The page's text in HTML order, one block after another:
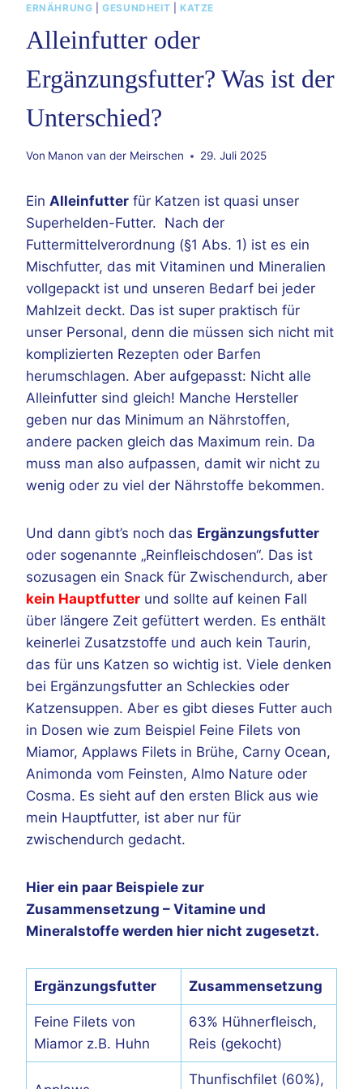
ERNÄHRUNG |GESUNDHEIT KATZE
Alleinfutter oder
Ergänzungsfutter? Was ist der
Unterschied?
Von Manon van der Meirschen 29. Juli 2025
Ein Alleinfutter für Katzen ist quasi unser
Superhelden-Futter. Nach der
Futtermittelverordnung (§1 Abs. 1) ist es ein
Mischfutter, das mit Vitaminen und Mineralien
vollgepackt ist und unseren Bedarf bei jeder
Mahlzeit deckt. Das ist super praktisch für
unser Personal, denn die müssen sich nicht mit
komplizierten Rezepten oder Barfen
herumschlagen. Aber aufgepasst: Nicht alle
Alleinfutter sind gleich! Manche Hersteller
geben nur das Minimum an Nährstoffen,
andere packen gleich das Maximum rein. Da
muss man also aufpassen, damit wir nicht zu
wenig oder zu viel der Nährstoffe bekommen.
Und dann gibt’s noch das Ergänzungsfutter
oder sogenannte „Reinfleischdosen“. Das ist
sozusagen ein Snack für Zwischendurch, aber
kein Hauptfutter und sollte auf keinen Fall
über längere Zeit gefüttert werden. Es enthält
keinerlei Zusatzstoffe und auch kein Taurin,
das für uns Katzen so wichtig ist. Viele denken
bei Ergänzungsfutter an Schleckies oder
Katzensuppen. Aber es gibt dieses Futter auch
in Dosen wie zum Beispiel Feine Filets von
Miamor, Applaws Filets in Brühe, Carny Ocean,
Animonda vom Feinsten, Almo Nature oder
Cosma. Es sieht auf den ersten Blick aus wie
mein Hauptfutter, ist aber nur für
zwischendurch gedacht.
Hier ein paar Beispiele zur
Zusammensetzung – Vitamine und
Mineralstoffe werden hier nicht zugesetzt.
Ergänzungsfutter Zusammensetzung
Feine Filets von
Miamor z.B. Huhn
63% Hühnerfleisch,
Reis (gekocht)
Thunfischfilet (60%),